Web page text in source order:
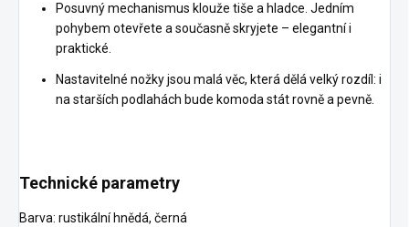
Posuvný mechanismus klouže tiše a hladce. Jedním
pohybem otevřete a současně skryjete – elegantní i
praktické.
Nastavitelné nožky jsou malá věc, která dělá velký rozdíl: i
na starších podlahách bude komoda stát rovně a pevně.
Technické parametry
Barva: rustikální hnědá, černá